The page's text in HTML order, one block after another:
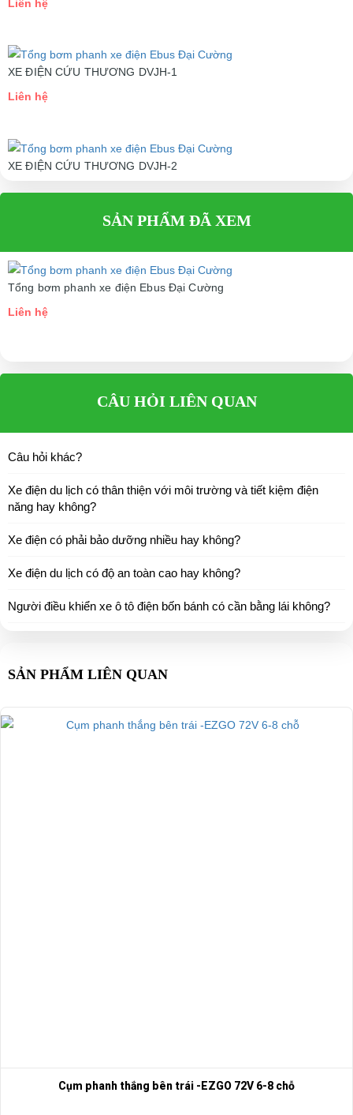
Liên hệ
XE ĐIỆN CỨU THƯƠNG DVJH-1
Liên hệ
XE ĐIỆN CỨU THƯƠNG DVJH-2
Liên hệ
SẢN PHẨM ĐÃ XEM
Tổng bơm phanh xe điện Ebus Đại Cường
Liên hệ
CÂU HỎI LIÊN QUAN
Câu hỏi khác?
Xe điện du lịch có thân thiện với môi trường và tiết kiệm điện
năng hay không?
Xe điện có phải bảo dưỡng nhiều hay không?
Xe điện du lịch có độ an toàn cao hay không?
Người điều khiển xe ô tô điện bốn bánh có cần bằng lái không?
SẢN PHẨM LIÊN QUAN
Cụm phanh thắng bên trái -EZGO 72V 6-8 chỗ